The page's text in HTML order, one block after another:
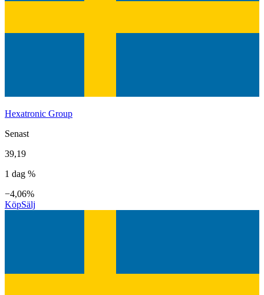
Hexatronic Group
Senast
39,19
1 dag %
−4,06%
KöpSälj